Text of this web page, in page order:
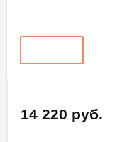
14 220 руб.